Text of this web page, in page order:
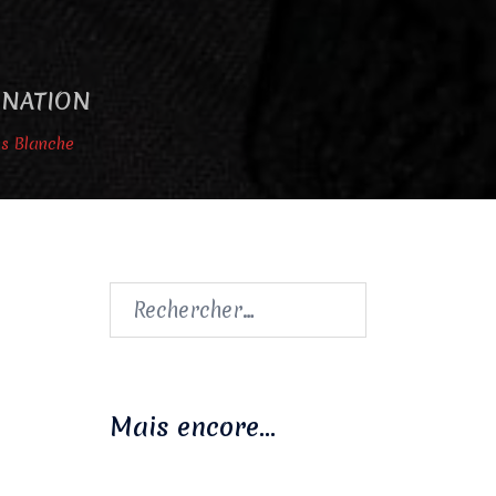
Blanche
Rechercher :
Mais encore…